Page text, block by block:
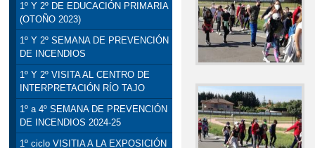
1º Y 2º DE EDUCACIÓN PRIMARIA
(OTOÑO 2023)
1º Y 2º SEMANA DE PREVENCIÓN
DE INCENDIOS
1º Y 2º VISITA AL CENTRO DE
INTERPRETACIÓN RÍO TAJO
1º a 4º SEMANA DE PREVENCIÓN
DE INCENDIOS 2024-25
1º ciclo VISITIA A LA EXPOSICIÓN